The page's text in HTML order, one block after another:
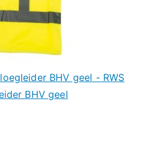
BHV geel - RWS
BHV geel